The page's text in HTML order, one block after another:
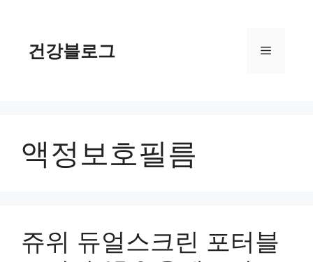
건강블로그 메
액정보호필름
쥬위 듀얼스크린 포터블